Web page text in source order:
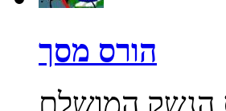
הורס מסך